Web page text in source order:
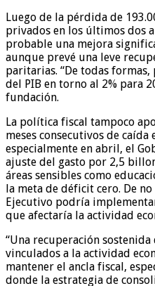
Luego de la pérdida de
privados en los últimos dos
probable una mejora
aunque prevé una leve
paritarias. “De todas
del PIB en torno al 2% para
fundación.
La política fiscal tampoco
meses consecutivos de caída
especialmente en abril, el
ajuste del gasto por 2,5
áreas sensibles como
la meta de déficit cero. De
Ejecutivo podría
que afectaría la actividad
“Una recuperación
vinculados a la actividad
mantener el ancla fiscal,
donde la estrategia de